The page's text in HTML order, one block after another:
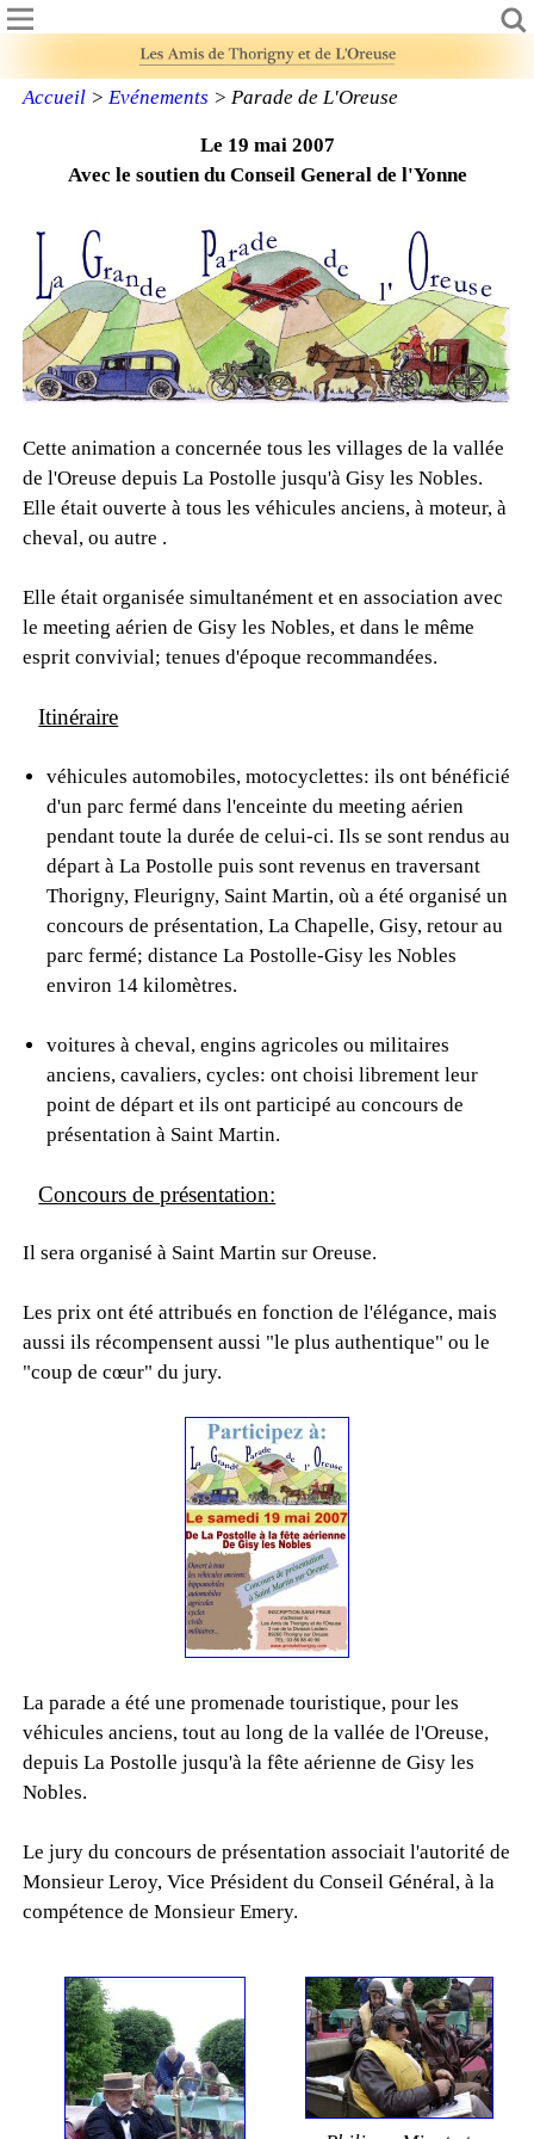
Accueil> Evénements > Parade de L'Oreuse
Le 19 mai 2007
Avec le soutien du Conseil General de l'Yonne
Cette animation a concernée tous les villages de la vallée
de l'Oreuse depuis La Postolle jusqu'à Gisy les Nobles.
Elle était ouverte à tous les véhicules anciens, à moteur, à
cheval, ou autre .
Elle était organisée simultanément et en association avec
le meeting aérien de Gisy les Nobles, et dans le même
esprit convivial; tenues d'époque recommandées.
Itinéraire
véhicules automobiles, motocyclettes: ils ont bénéficié
d'un parc fermé dans l'enceinte du meeting aérien
pendant toute la durée de celui-ci. Ils se sont rendus au
départ à La Postolle puis sont revenus en traversant
Thorigny, Fleurigny, Saint Martin, où a été organisé un
concours de présentation, La Chapelle, Gisy, retour au
parc fermé; distance La Postolle-Gisy les Nobles
environ 14 kilomètres.
voitures à cheval, engins agricoles ou militaires
anciens, cavaliers, cycles: ont choisi librement leur
point de départ et ils ont participé au concours de
présentation à Saint Martin.
Concours de présentation:
Il sera organisé à Saint Martin sur Oreuse.
Les prix ont été attribués en fonction de l'élégance, mais
aussi ils récompensent aussi "le plus authentique" ou le
"coup de cœur" du jury.
La parade a été une promenade touristique, pour les
véhicules anciens, tout au long de la vallée de l'Oreuse,
depuis La Postolle jusqu'à la fête aérienne de Gisy les
Nobles.
Le jury du concours de présentation associait l'autorité de
Monsieur Leroy, Vice Président du Conseil Général, à la
compétence de Monsieur Emery.